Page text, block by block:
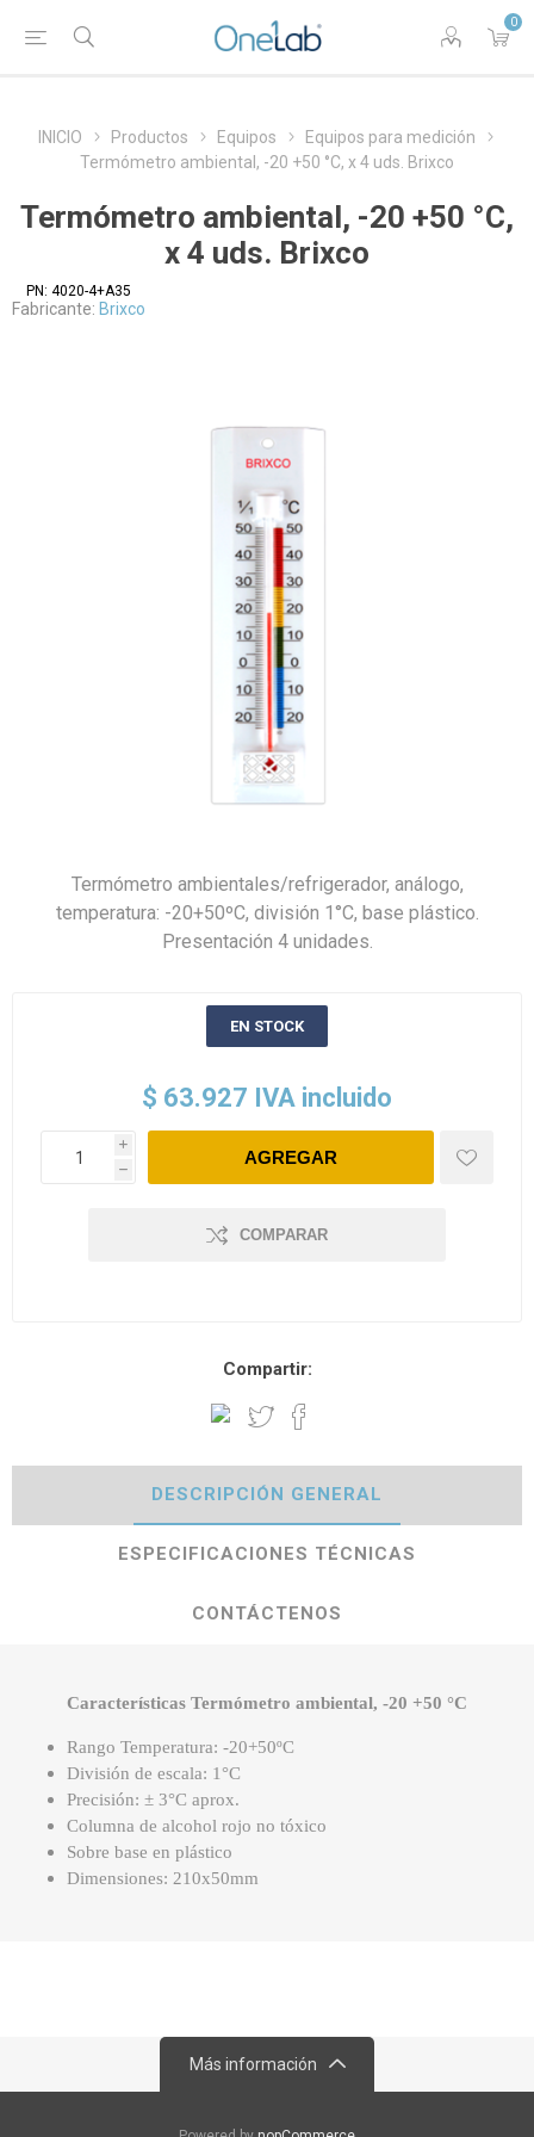
0
INICIO Productos Equipos
Equipos para medición
Termómetro ambiental, -20 +50 °C, x 4 uds. Brixco
Termómetro ambiental, -20 +50 °C,
x 4 uds. Brixco
PN: 4020-4+A35
Fabricante: Brixco
Termómetro ambientales/refrigerador, análogo,
temperatura: -20+50ºC, división 1°C, base plástico.
Presentación 4 unidades.
EN STOCK
$ 63.927 IVA incluido
i
h
COMPARAR
Compartir:
DESCRIPCIÓN GENERAL
ESPECIFICACIONES TÉCNICAS
CONTÁCTENOS
Características Termómetro ambiental, -20 +50 °C
Rango Temperatura: -20+50ºC
División de escala: 1°C
Precisión: ± 3°C aprox.
Columna de alcohol rojo no tóxico
Sobre base en plástico
Dimensiones: 210x50mm
Más información